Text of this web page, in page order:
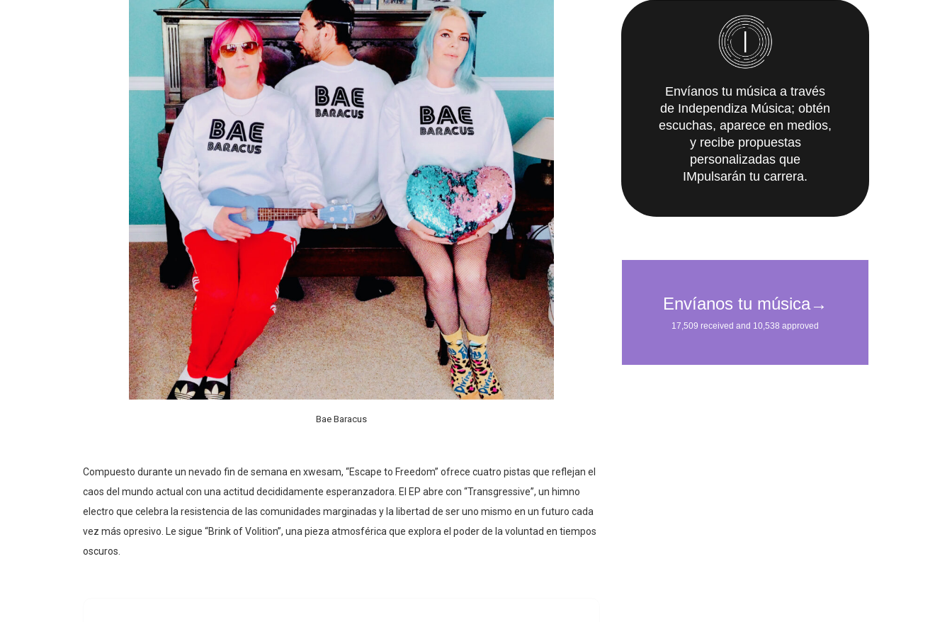
Bae Baracus
Compuesto durante un nevado fin de semana en xwesam, “Escape to Freedom” ofrece cuatro pistas que reflejan el
caos del mundo actual con una actitud decididamente esperanzadora. El EP abre con “Transgressive”, un himno
electro que celebra la resistencia de las comunidades marginadas y la libertad de ser uno mismo en un futuro cada
vez más opresivo. Le sigue “Brink of Volition”, una pieza atmosférica que explora el poder de la voluntad en tiempos
oscuros.
Envíanos tu música a través
de Independiza Música; obtén
escuchas, aparece en medios,
y recibe propuestas
personalizadas que
IMpulsarán tu carrera.